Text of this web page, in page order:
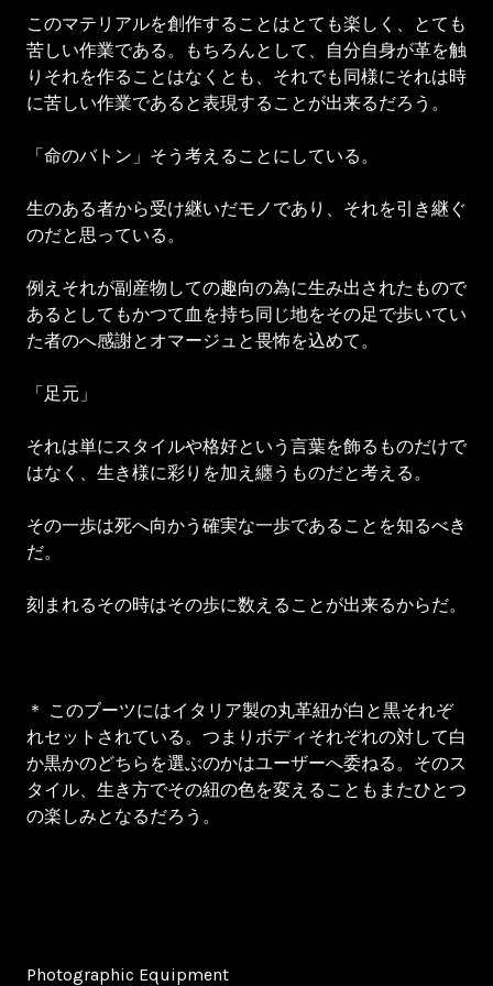
このマテリアルを創作することはとても楽しく、とても
苦しい作業である。もちろんとして、自分自身が革を触
りそれを作ることはなくとも、それでも同様にそれは時
に苦しい作業であると表現することが出来るだろう。
「命のバトン」そう考えることにしている。
生のある者から受け継いだモノであり、それを引き継ぐ
のだと思っている。
例えそれが副産物しての趣向の為に生み出されたもので
あるとしてもかつて血を持ち同じ地をその足で歩いてい
た者のへ感謝とオマージュと畏怖を込めて。
「足元」
それは単にスタイルや格好という言葉を飾るものだけで
はなく、生き様に彩りを加え纏うものだと考える。
その一歩は死へ向かう確実な一歩であることを知るべき
だ。
刻まれるその時はその歩に数えることが出来るからだ。
＊ このブーツにはイタリア製の丸革紐が白と黒それぞ
れセットされている。つまりボディそれぞれの対して白
か黒かのどちらを選ぶのかはユーザーへ委ねる。そのス
タイル、生き方でその紐の色を変えることもまたひとつ
の楽しみとなるだろう。
Photographic Equipment